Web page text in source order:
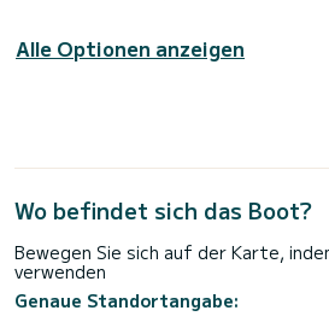
Alle Optionen anzeigen
Wo befindet sich das Boot?
Bewegen Sie sich auf der Karte,
verwenden
Genaue Standortangabe: